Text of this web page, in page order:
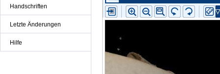
Handschriften
Letzte Änderungen
Hilfe